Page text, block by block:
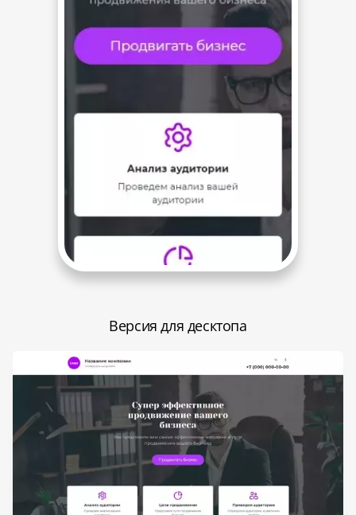
Версия для десктопа